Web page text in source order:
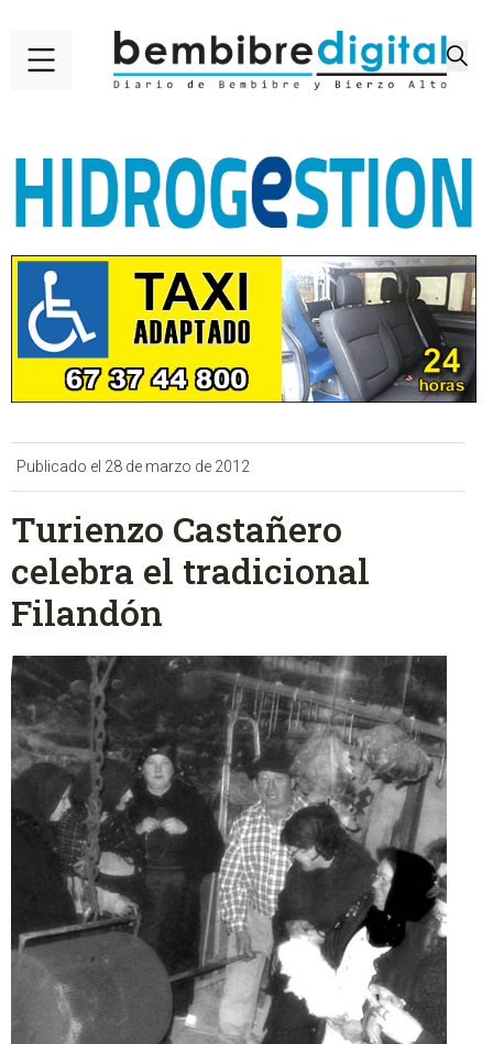
Publicado el 28 de marzo de 2012
Turienzo Castañero
celebra el tradicional
Filandón